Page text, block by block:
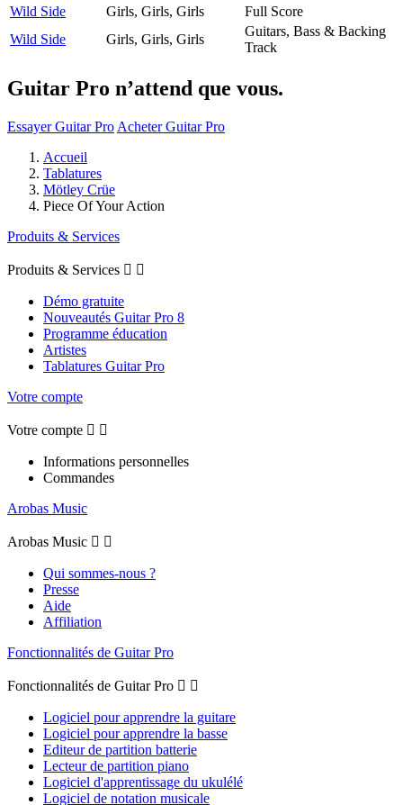
Wild Side
Girls, Girls, Girls
Full Score
Wild Side
Girls, Girls, Girls
Guitars, Bass & Backing
Track
Guitar Pro n’attend que vous.
Essayer Guitar Pro Acheter Guitar Pro
Accueil
Tablatures
Mötley Crüe
Piece Of Your Action
Produits & Services
Produits & Services  
Démo gratuite
Nouveautés Guitar Pro 8
Programme éducation
Artistes
Tablatures Guitar Pro
Votre compte
Votre compte  
Informations personnelles
Commandes
Arobas Music
Arobas Music  
Qui sommes-nous ?
Presse
Aide
Affiliation
Fonctionnalités de Guitar Pro
Fonctionnalités de Guitar Pro  
Logiciel pour apprendre la guitare
Logiciel pour apprendre la basse
Editeur de partition batterie
Lecteur de partition piano
Logiciel d'apprentissage du ukulélé
Logiciel de notation musicale